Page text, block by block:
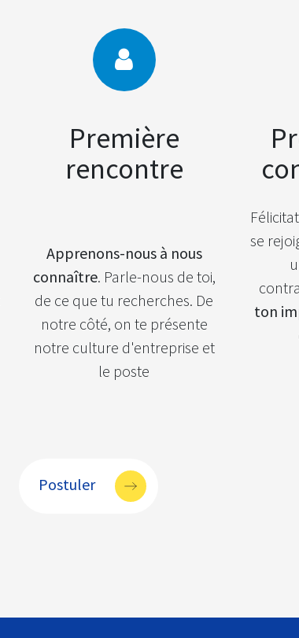
Première
rencontre
Apprenons-nous à nous
connaître. Parle-nous de toi,
de ce que tu recherches. De
notre côté, on te présente
notre culture d'entreprise et
le poste
se
ton
Postuler